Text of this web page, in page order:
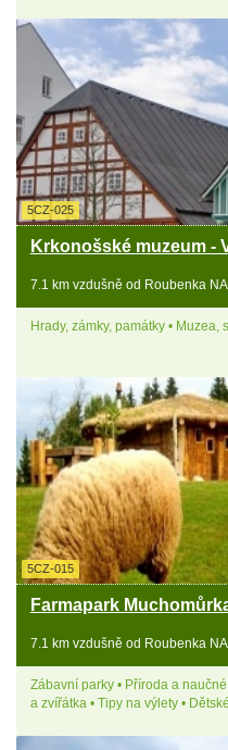
5CZ-025
Krkonošské muzeum -
7.1 km vzdušně od Roubenka
Hrady, zámky, památky •
5CZ-015
Farmapark
7.1 km vzdušně od Roubenka
Zábavní parky • Příroda a
a zvířátka • Tipy na výlety •